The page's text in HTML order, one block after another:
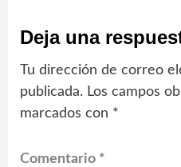
Deja una
Tu dirección de correo
publicada. Los campos
marcados con *
Comentario *